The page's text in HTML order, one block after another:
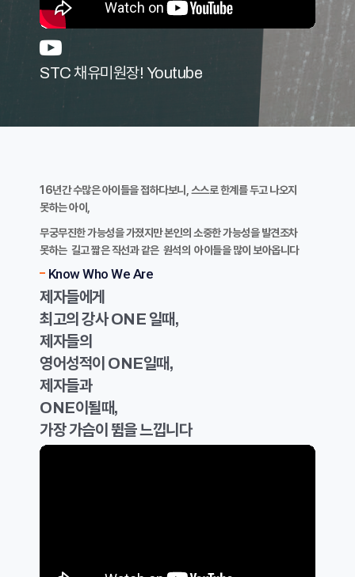
STC 채유미원장! Youtube
16년간 수많은 아이들을 접하다보니, 스스로 한계를 두고 나오지
못하는 아이,
무궁무진한 가능성을 가졌지만 본인의 소중한 가능성을 발견조차
못하는 길고 짧은 직선과 같은 원석의 아이들을 많이 보아옵니다
Know Who We Are
제자들에게
최고의 강사 ONE 일때,
제자들의
영어성적이 ONE일때,
제자들과
ONE이될때,
가장 가슴이 뜀을 느낍니다